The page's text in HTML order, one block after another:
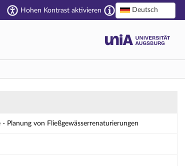
Hohen Kontrast aktivieren Deutsch
- Details
Planung von Fließgewässerrenaturierungen